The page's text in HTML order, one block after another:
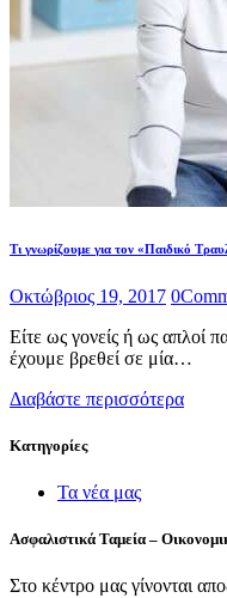
Τι γνωρίζουμε για τον «Παιδικό
Οκτώβριος 19, 2017 0
Είτε ως γονείς ή ως απλοί
έχουμε βρεθεί σε μία…
Διαβάστε περισσότερα
Kατηγορίες
Τα νέα μας
Ασφαλιστικά Ταμεία –
Στο κέντρο μας γίνονται